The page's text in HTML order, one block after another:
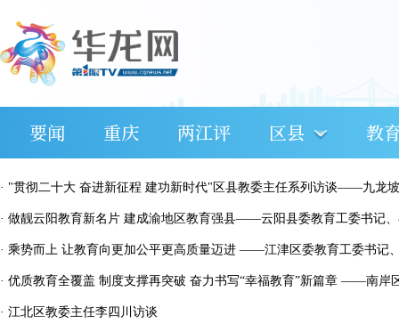
要闻 重庆 两江评 区县 教
· "贯彻二十大 奋进新征程 建功新时代"区县教委主任系列访谈——九龙坡区委教育工委书记、区教
· 做靓云阳教育新名片 建成渝地区教育强县——云阳县委教育工委书记、县教委主任
· 乘势而上 让教育向更加公平更高质量迈进 ——江津区委教育工委书记、区教委主任
· 优质教育全覆盖 制度支撑再突破 奋力书写“幸福教育”新篇章 ——南岸区委教育工委书记、区教委主
· 江北区教委主任李四川访谈